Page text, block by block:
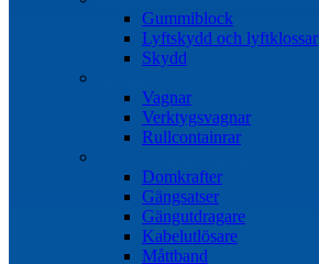
Gummiblock
Lyftskydd och lyftklossar
Skydd
Vagnar
Verktygsvagnar
Rullcontainrar
Domkrafter
Gängsatser
Gängutdragare
Kabelutlösare
Måttband